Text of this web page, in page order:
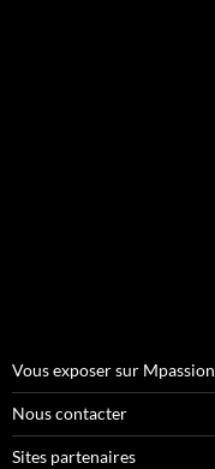
Vous exposer sur Mpassion
Nous contacter
Sites partenaires